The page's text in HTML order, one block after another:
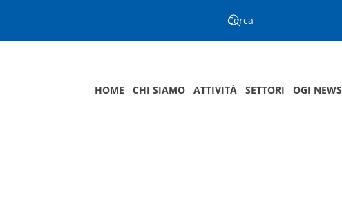
HOME CHI SIAMO ATTIVITÀ SETTORI OGI NEWS